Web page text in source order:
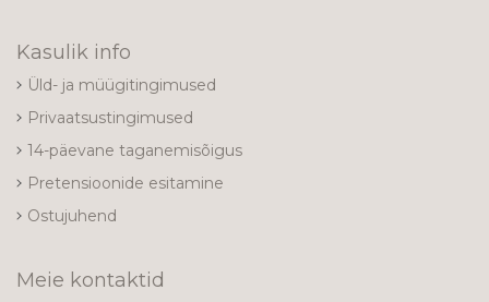
Kasulik info
Üld- ja müügitingimused
Privaatsustingimused
14-päevane taganemisõigus
Pretensioonide esitamine
Ostujuhend
Meie kontaktid